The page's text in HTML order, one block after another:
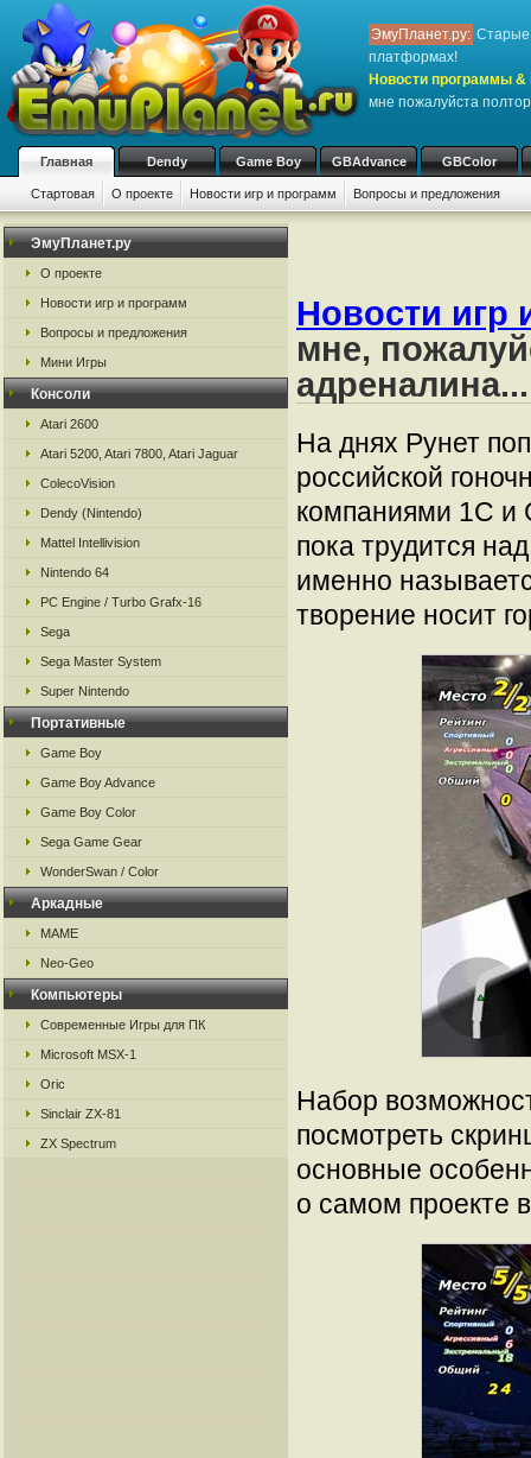
ЭмуПланет.ру: Старые
платформах!
Новости программы &
мне пожалуйста
Главная Dendy Game Boy GBAdvance GBColor
Стартовая О проекте Новости игр и программ Вопросы и предложения
ЭмуПланет.ру
О проекте
Новости игр и программ
Вопросы и предложения
Мини Игры
Консоли
Atari 2600
Atari 5200, Atari 7800, Atari Jaguar
ColecoVision
Dendy (Nintendo)
Mattel Intellivision
Nintendo 64
PC Engine / Turbo Grafx-16
Sega
Sega Master System
Super Nintendo
Портативные
Game Boy
Game Boy Advance
Game Boy Color
Sega Game Gear
WonderSwan / Color
Аркадные
MAME
Neo-Geo
Компьютеры
Современные Игры для ПК
Microsoft MSX-1
Oric
Sinclair ZX-81
ZX Spectrum
Новости игр
мне,
адреналина...
На днях Рунет
российской
компаниями 1С и
пока трудится
именно
творение носит
Набор
посмотреть
основные
о самом проекте